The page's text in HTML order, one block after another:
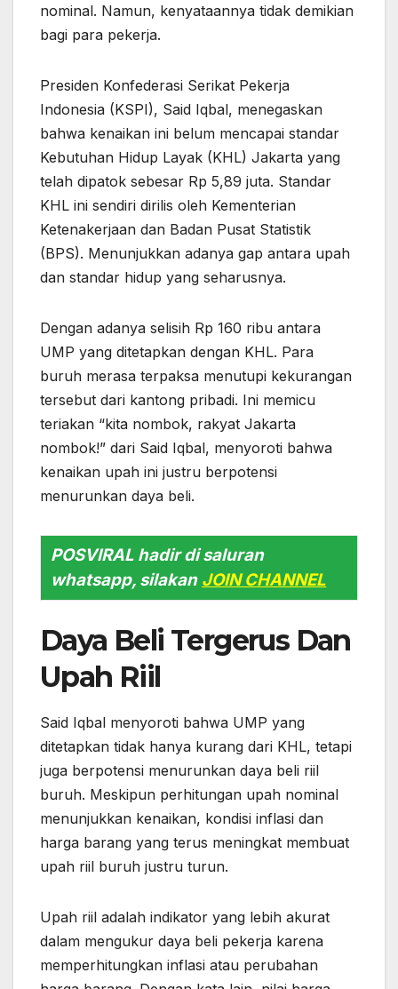
nominal. Namun, kenyataannya tidak demikian
bagi para pekerja.
Presiden Konfederasi Serikat Pekerja
Indonesia (KSPI), Said Iqbal, menegaskan
bahwa kenaikan ini belum mencapai standar
Kebutuhan Hidup Layak (KHL) Jakarta yang
telah dipatok sebesar Rp 5,89 juta. Standar
KHL ini sendiri dirilis oleh Kementerian
Ketenakerjaan dan Badan Pusat Statistik
(BPS). Menunjukkan adanya gap antara upah
dan standar hidup yang seharusnya.
Dengan adanya selisih Rp 160 ribu antara
UMP yang ditetapkan dengan KHL. Para
buruh merasa terpaksa menutupi kekurangan
tersebut dari kantong pribadi. Ini memicu
teriakan “kita nombok, rakyat Jakarta
nombok!” dari Said Iqbal, menyoroti bahwa
kenaikan upah ini justru berpotensi
menurunkan daya beli.
POSVIRAL hadir di saluran
whatsapp, silakan JOIN CHANNEL
Daya Beli Tergerus Dan
Upah Riil
Said Iqbal menyoroti bahwa UMP yang
ditetapkan tidak hanya kurang dari KHL, tetapi
juga berpotensi menurunkan daya beli riil
buruh. Meskipun perhitungan upah nominal
menunjukkan kenaikan, kondisi inflasi dan
harga barang yang terus meningkat membuat
upah riil buruh justru turun.
Upah riil adalah indikator yang lebih akurat
dalam mengukur daya beli pekerja karena
memperhitungkan inflasi atau perubahan